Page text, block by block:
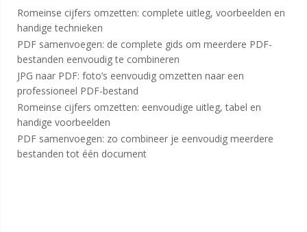
Romeinse cijfers omzetten: complete uitleg, voorbeelden en
handige technieken
PDF samenvoegen: de complete gids om meerdere PDF-
bestanden eenvoudig te combineren
JPG naar PDF: foto’s eenvoudig omzetten naar een
professioneel PDF-bestand
Romeinse cijfers omzetten: eenvoudige uitleg, tabel en
handige voorbeelden
PDF samenvoegen: zo combineer je eenvoudig meerdere
bestanden tot één document